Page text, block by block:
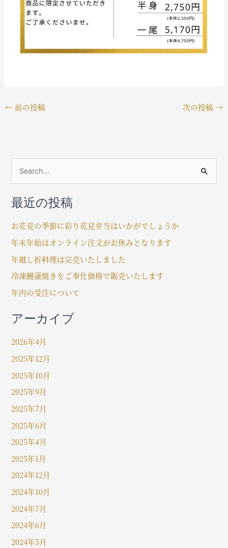
← 前の投稿 次の投稿→
索
対
:
最近の投稿
お花見の季節に彩り花見弁当はいかがでしょうか
年末年始はオンライン注文がお休みとなります
年越し折料理は完売いたしました
冷凍鰻蒲焼きをご奉仕価格で販売いたします
年内の受注について
アーカイブ
2026年4月
2025年12月
2025年10月
2025年9月
2025年7月
2025年6月
2025年4月
2025年1月
2024年12月
2024年10月
2024年7月
2024年6月
2024年5月